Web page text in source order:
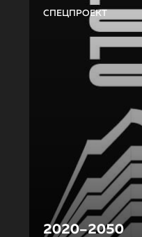
СПЕЦПРОЕКТ
2020–2050